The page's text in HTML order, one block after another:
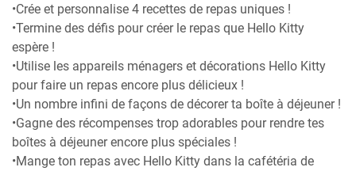
•Crée et personnalise 4 recettes de repas uniques !
•Termine des défis pour créer le repas que Hello Kitty
espère !
•Utilise les appareils ménagers et décorations Hello Kitty
pour faire un repas encore plus délicieux !
•Un nombre infini de façons de décorer ta boîte à déjeuner !
•Gagne des récompenses trop adorables pour rendre tes
boîtes à déjeuner encore plus spéciales !
•Mange ton repas avec Hello Kitty dans la cafétéria de